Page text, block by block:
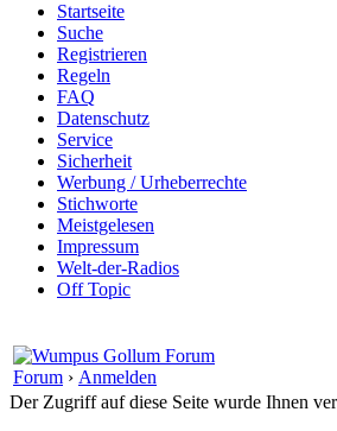
Startseite
Suche
Registrieren
Regeln
FAQ
Datenschutz
Service
Sicherheit
Werbung / Urheberrechte
Stichworte
Meistgelesen
Impressum
Welt-der-Radios
Off Topic
Forum › Anmelden
Der Zugriff auf diese Seite wurde Ihnen